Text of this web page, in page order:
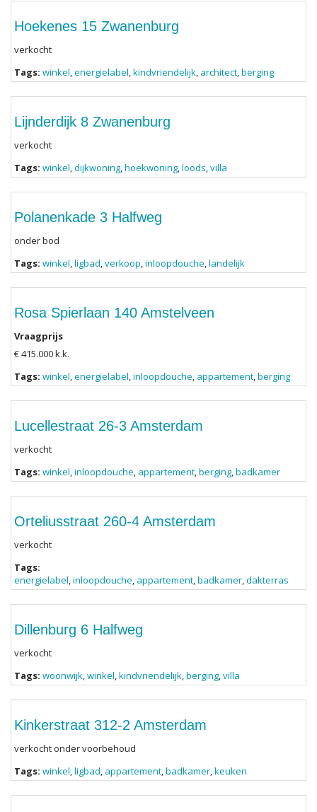
Hoekenes 15 Zwanenburg
verkocht
Tags: winkel,energielabel,kindvriendelijk, architect,berging
Lijnderdijk 8 Zwanenburg
verkocht
Tags: winkel,dijkwoning,hoekwoning,loods,villa
Polanenkade 3 Halfweg
onder bod
Tags: winkel,ligbad,verkoop,inloopdouche,landelijk
Rosa Spierlaan 140 Amstelveen
Vraagprijs
€ 415.000 k.k.
Tags: winkel,energielabel,inloopdouche, appartement,berging
Lucellestraat 26-3 Amsterdam
verkocht
Tags: winkel,inloopdouche, appartement,berging,badkamer
Orteliusstraat 260-4 Amsterdam
verkocht
Tags:
energielabel,inloopdouche, appartement,badkamer,dakterras
Dillenburg 6 Halfweg
verkocht
Tags: woonwijk,winkel,kindvriendelijk,berging,villa
Kinkerstraat 312-2 Amsterdam
verkocht onder voorbehoud
Tags: winkel,ligbad, appartement,badkamer,keuken